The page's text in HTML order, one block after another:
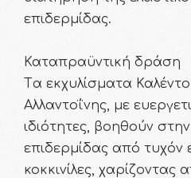
επιδερμίδας.
Καταπραϋντική δράση
Tα εκχυλίσματα
Αλλαντοΐνης, με
ιδιότητες, βοηθούν
επιδερμίδας από τυχόν
κοκκινίλες, χαρίζοντας